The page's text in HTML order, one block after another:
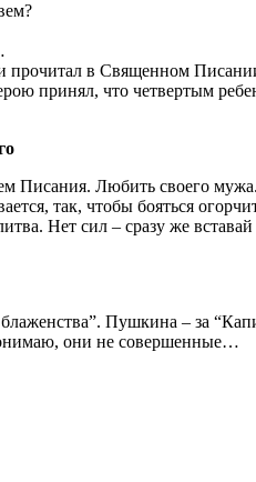
про­чи­тал в Свя­щен­ном
при­нял, что чет­вер­тым
Писа­ния. Любить сво­е­го
так, что­бы боять­ся
Нет сил – сра­зу же
Пуш­ки­на – за
они не совершенные…